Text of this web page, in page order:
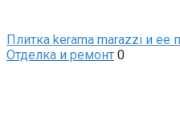
Плитка kerama marazzi и ее
Отделка и ремонт 0